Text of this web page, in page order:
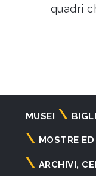
quadri
MUSEI
MOSTRE
ARCHIVI,